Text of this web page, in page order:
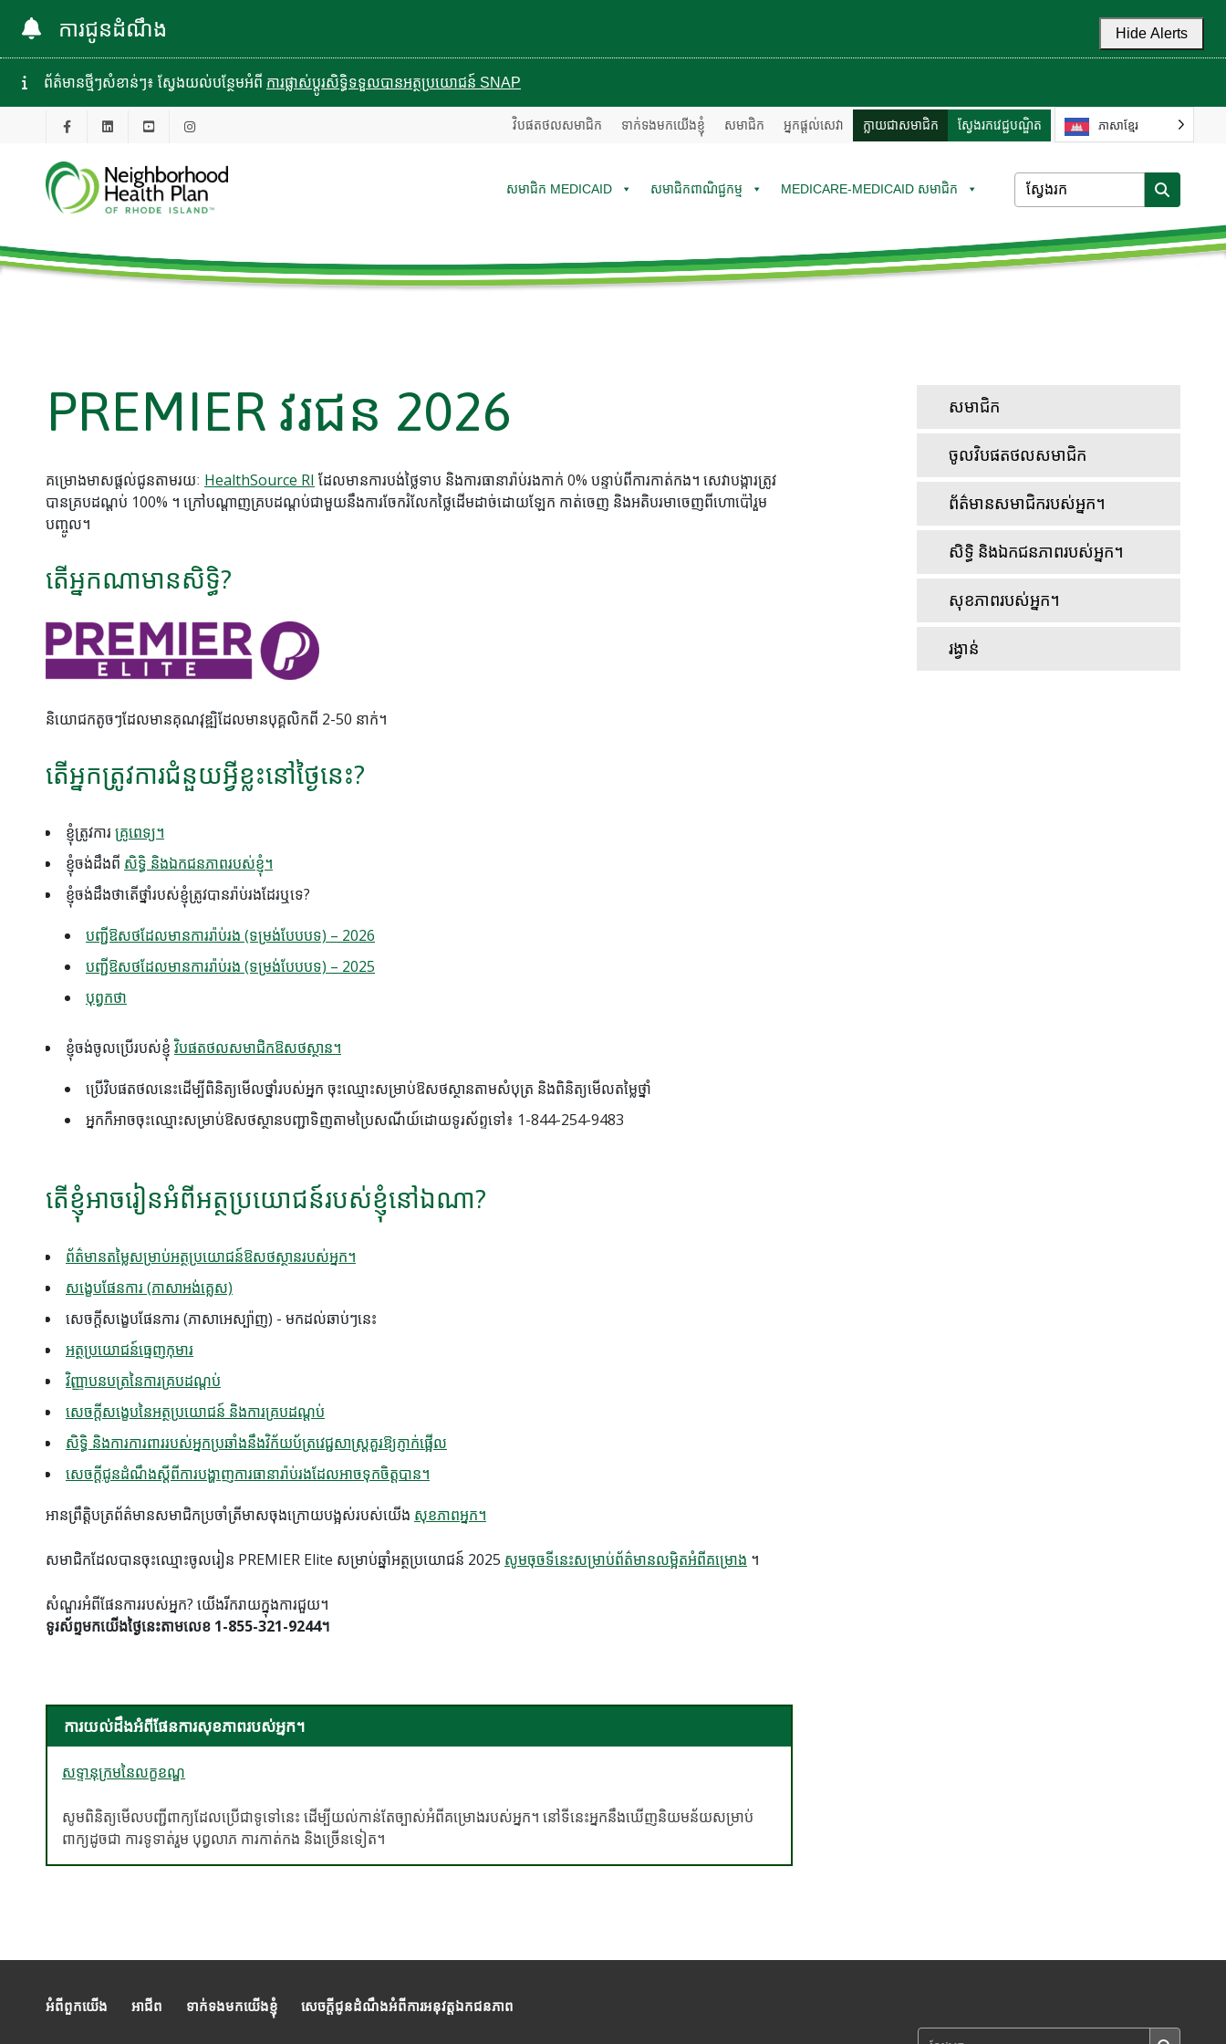
ការជូនដំណឹង Hide Alerts
ព័ត៌មានថ្មីៗសំខាន់ៗ៖ ស្វែងយល់បន្ថែមអំពី ការផ្លាស់ប្តូរសិទ្ធិទទួលបានអត្ថប្រយោជន៍ SNAP
វិបផតថលសមាជិក ទាក់ទងមកយើងខ្ញុំ សមាជិក អ្នកផ្តល់សេវា ក្លាយជាសមាជិក ស្វែងរកវេជ្ជបណ្ឌិត ភាសាខ្មែរ
សមាជិក MEDICAID សមាជិកពាណិជ្ជកម្ម MEDICARE-MEDICAID សមាជិក
PREMIER វរជន 2026
គម្រោងមាសផ្តល់ជូនតាមរយៈ HealthSource RI ដែលមានការបង់ថ្លៃទាប និងការធានារ៉ាប់រងកាក់ 0% បន្ទាប់ពីការកាត់កង។ សេវាបង្ការត្រូវ
បានគ្របដណ្តប់ 100% ។ ក្រៅបណ្តាញគ្របដណ្តប់ជាមួយនឹងការចែករំលែកថ្លៃដើមដាច់ដោយឡែក កាត់ចេញ និងអតិបរមាចេញពីហោប៉ៅរួម
បញ្ចូល។
តើអ្នកណាមានសិទ្ធិ?
និយោជកតូចៗដែលមានគុណវុឌ្ឍិដែលមានបុគ្គលិកពី 2-50 នាក់។
តើអ្នកត្រូវការជំនួយអ្វីខ្លះនៅថ្ងៃនេះ?
ខ្ញុំត្រូវការ គ្រូពេទ្យ។
ខ្ញុំចង់ដឹងពី សិទ្ធិ និងឯកជនភាពរបស់ខ្ញុំ។
ខ្ញុំ​ចង់​ដឹង​ថា​តើ​ថ្នាំ​របស់​ខ្ញុំ​ត្រូវ​បាន​រ៉ាប់រង​ដែរ​ឬ​ទេ?
បញ្ជីឱសថដែលមានការរ៉ាប់រង (ទម្រង់បែបបទ) – 2026
បញ្ជីឱសថដែលមានការរ៉ាប់រង (ទម្រង់បែបបទ) – 2025
បុព្វកថា
ខ្ញុំចង់ចូលប្រើរបស់ខ្ញុំវិបផតថលសមាជិកឱសថស្ថាន។
ប្រើវិបផតថលនេះដើម្បីពិនិត្យមើលថ្នាំរបស់អ្នក ចុះឈ្មោះសម្រាប់ឱសថស្ថានតាមសំបុត្រ និងពិនិត្យមើលតម្លៃថ្នាំ
អ្នកក៏អាចចុះឈ្មោះសម្រាប់ឱសថស្ថានបញ្ជាទិញតាមប្រៃសណីយ៍ដោយទូរស័ព្ទទៅ៖ 1-844-254-9483
តើខ្ញុំអាចរៀនអំពីអត្ថប្រយោជន៍របស់ខ្ញុំនៅឯណា?
ព័ត៌មានតម្លៃសម្រាប់អត្ថប្រយោជន៍ឱសថស្ថានរបស់អ្នក។
សង្ខេបផែនការ (ភាសាអង់គ្លេស)
សេចក្តីសង្ខេបផែនការ (ភាសាអេស្ប៉ាញ) - មកដល់ឆាប់ៗនេះ
អត្ថប្រយោជន៍ធ្មេញកុមារ
វិញ្ញាបនបត្រនៃការគ្របដណ្តប់
សេចក្តីសង្ខេបនៃអត្ថប្រយោជន៍ និងការគ្របដណ្តប់
សិទ្ធិ និងការការពាររបស់អ្នកប្រឆាំងនឹងវិក័យប័ត្រវេជ្ជសាស្ត្រគួរឱ្យភ្ញាក់ផ្អើល
សេចក្តីជូនដំណឹងស្តីពីការបង្ហាញការធានារ៉ាប់រងដែលអាចទុកចិត្តបាន។
អាន​ព្រឹត្តិបត្រ​ព័ត៌មាន​សមាជិក​ប្រចាំ​ត្រីមាស​ចុងក្រោយ​បង្អស់​របស់​យើង សុខភាពអ្នក​។
សមាជិកដែលបានចុះឈ្មោះចូលរៀន PREMIER Elite សម្រាប់ឆ្នាំអត្ថប្រយោជន៍ 2025 សូមចុចទីនេះសម្រាប់ព័ត៌មានលម្អិតអំពីគម្រោង ។
សំណួរអំពីផែនការរបស់អ្នក? យើងរីករាយក្នុងការជួយ។
ទូរស័ព្ទមកយើងថ្ងៃនេះតាមលេខ 1-855-321-9244។
ការយល់ដឹងអំពីផែនការសុខភាពរបស់អ្នក។
សទ្ទានុក្រមនៃលក្ខខណ្ឌ
សូមពិនិត្យមើលបញ្ជីពាក្យដែលប្រើជាទូទៅនេះ ដើម្បីយល់កាន់តែច្បាស់អំពីគម្រោងរបស់អ្នក។ នៅទីនេះអ្នកនឹងឃើញនិយមន័យសម្រាប់
ពាក្យដូចជា ការទូទាត់រួម បុព្វលាភ ការកាត់កង និងច្រើនទៀត។
សមាជិក
ចូលវិបផតថលសមាជិក
ព័ត៌មានសមាជិករបស់អ្នក។
សិទ្ធិ និងឯកជនភាពរបស់អ្នក។
សុខភាពរបស់អ្នក។
រង្វាន់
អំពីពួកយើង អាជីព ទាក់ទងមកយើងខ្ញុំ សេចក្តីជូនដំណឹងអំពីការអនុវត្តឯកជនភាព